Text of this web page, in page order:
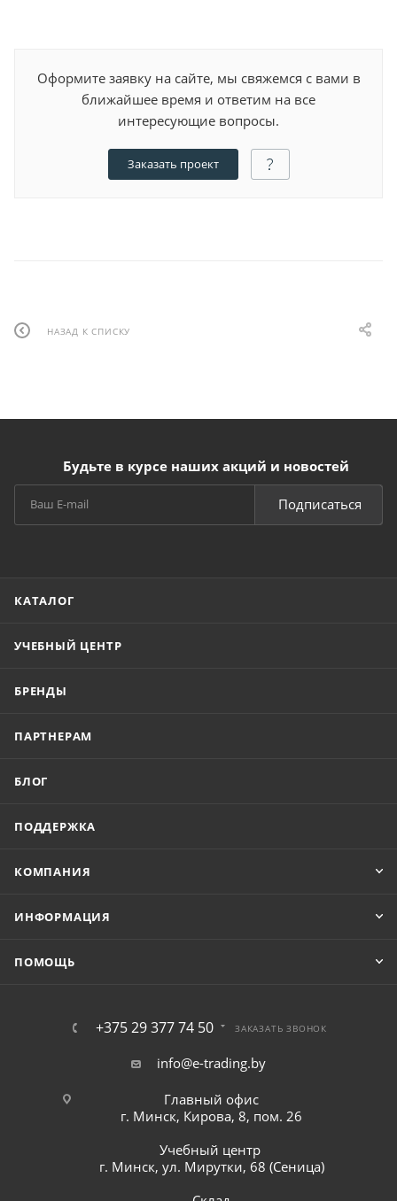
Оформите заявку на сайте, мы свяжемся с вами в
ближайшее время и ответим на все
интересующие вопросы.
Заказать проект
НАЗАД К СПИСКУ
Будьте в курсе наших акций и новостей
Подписаться
КАТАЛОГ
УЧЕБНЫЙ ЦЕНТР
БРЕНДЫ
ПАРТНЕРАМ
БЛОГ
ПОДДЕРЖКА
КОМПАНИЯ
ИНФОРМАЦИЯ
ПОМОЩЬ
+375 29 377 74 50 ЗАКАЗАТЬ ЗВОНОК
info@e-trading.by
Главный офис
г. Минск, Кирова, 8, пом. 26
Учебный центр
г. Минск, ул. Мирутки, 68 (Сеница)